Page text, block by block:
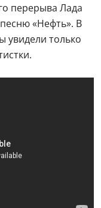
перерыва Лада
«Нефть». В
увидели только